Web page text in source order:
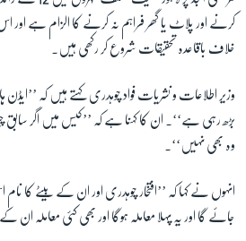
زبان
کرنے اور پلاٹ یا گھر فراہم نہ کرنے کا الزام ہے
خلاف باقاعدہ تحقیقات شروع کر رکھی ہیں۔
وزیر اطلاعات و نشریات فواد چوہدری کہتے ہیں کہ
بڑھ رہی ہے‘‘۔ ان کا کہنا ہے کہ ’’کیس میں اگر سابق
وہ بھی نہیں‘‘۔
انہوں نے کہا کہ ’’افتخار چوہدری اور ان کے بیٹے کا نام
جائے گا اور یہ پہلا معاملہ ہوگا اور بھی کئی معاملہ ان